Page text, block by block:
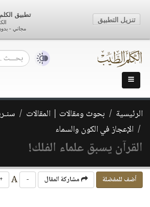
الرئيسية بحوث ومقالات | المقالات
الإعجاز في الكون والسماء
القرآن يسبق علماء الفلك!
أضف للمفضلة مشاركة المقال -
+
تطبيق
مجاني -
تنزيل التطبيق